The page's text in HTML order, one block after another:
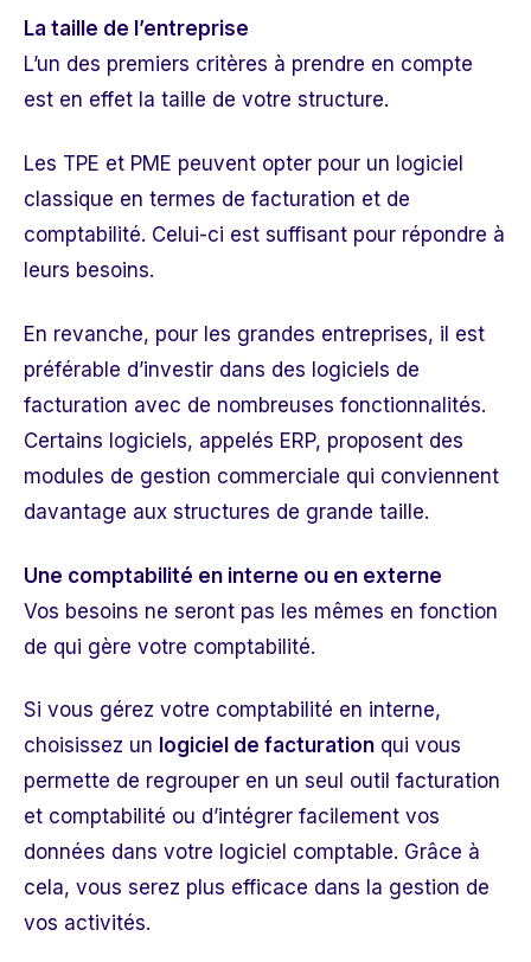
La taille de l’entreprise
L’un des premiers critères à prendre en compte
est en effet la taille de votre structure.
Les TPE et PME peuvent opter pour un logiciel
classique en termes de facturation et de
comptabilité. Celui-ci est suffisant pour répondre à
leurs besoins.
En revanche, pour les grandes entreprises, il est
préférable d’investir dans des logiciels de
facturation avec de nombreuses fonctionnalités.
Certains logiciels, appelés ERP, proposent des
modules de gestion commerciale qui conviennent
davantage aux structures de grande taille.
Une comptabilité en interne ou en externe
Vos besoins ne seront pas les mêmes en fonction
de qui gère votre comptabilité.
Si vous gérez votre comptabilité en interne,
choisissez un logiciel de facturation qui vous
permette de regrouper en un seul outil facturation
et comptabilité ou d’intégrer facilement vos
données dans votre logiciel comptable. Grâce à
cela, vous serez plus efficace dans la gestion de
vos activités.